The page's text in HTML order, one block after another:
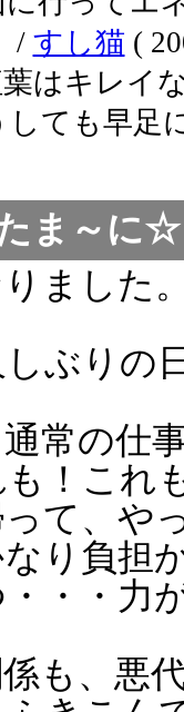
/ すし猫 (
葉はキレイ
しても早足
ま～
ました
ぶりの
常の仕
！これ
て、や
り負担
・・力
も、悪